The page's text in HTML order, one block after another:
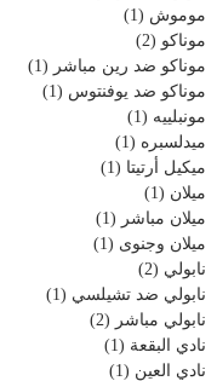
موموش (1)
موناكو (2)
موناكو ضد رين مباشر (1)
موناكو ضد يوفنتوس (1)
مونبلييه (1)
ميدلسبره (1)
ميكيل أرتيتا (1)
ميلان (1)
ميلان مباشر (1)
ميلان وجنوى (1)
نابولي (2)
نابولي ضد تشيلسي (1)
نابولي مباشر (2)
نادي البقعة (1)
نادي العين (1)